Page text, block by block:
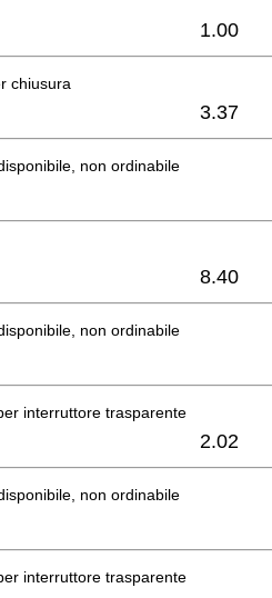
1.00
chiusura
3.37
non ordinabile
8.40
non ordinabile
interruttore trasparente
2.02
non ordinabile
interruttore trasparente